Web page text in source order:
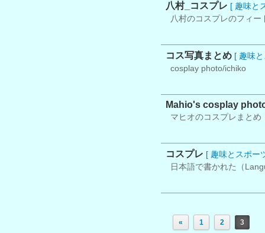
八村_コスプレ [ 趣味と
八村のコスプレのフィー
コス写真まとめ [ 趣味
cosplay photo/ichiko
Mahio's cosplay
マヒオのコスプレまとめ
コスプレ [ 趣味とスポー
日本語で書かれた（
« 1 2 3